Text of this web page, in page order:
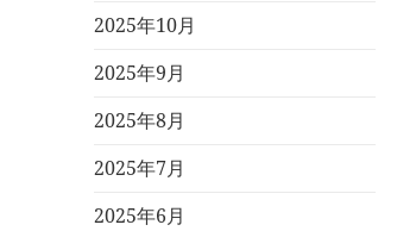
2025年10月
2025年9月
2025年8月
2025年7月
2025年6月